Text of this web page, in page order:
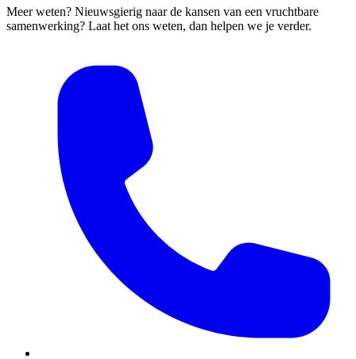
Meer weten? Nieuwsgierig naar de kansen van een vruchtbare
samenwerking? Laat het ons weten, dan helpen we je verder.